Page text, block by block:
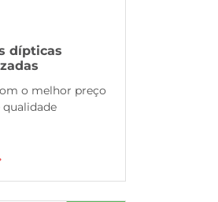
dípticas
o melhor preço
qualidade